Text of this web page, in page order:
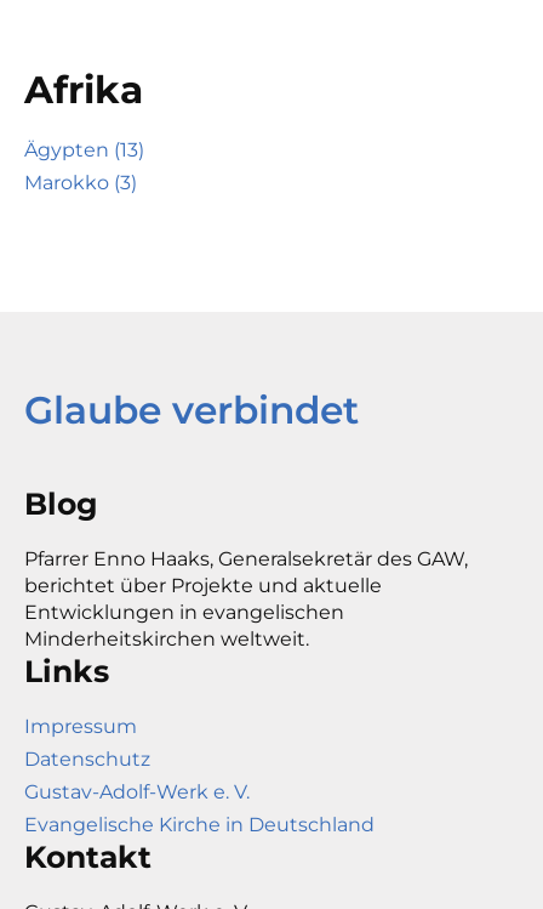
Afrika
Ägypten (13)
Marokko (3)
Glaube verbindet
Blog
Pfarrer Enno Haaks, Generalsekretär des GAW,
berichtet über Projekte und aktuelle
Entwicklungen in evangelischen
Minderheitskirchen weltweit.
Links
Impressum
Datenschutz
Gustav-Adolf-Werk e. V.
Evangelische Kirche in Deutschland
Kontakt